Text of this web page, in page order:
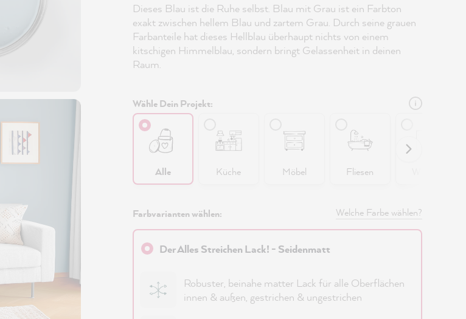
Dieses Blau ist die Ruhe selbst. Blau mit Grau ist ein Farbton
exakt zwischen hellem Blau und zartem Grau. Durch seine grauen
Farbanteile hat dieses Hellblau überhaupt nichts von einem
kitschigen Himmelblau, sondern bringt Gelassenheit in deinen
Raum.
Wähle Dein Projekt:
Alle Küche Möbel Fliesen
Farbvarianten wählen: Welche Farbe wählen?
Der Alles Streichen Lack! - Seidenmatt
Robuster, beinahe matter Lack für alle Oberflächen
innen & außen, gestrichen & ungestrichen